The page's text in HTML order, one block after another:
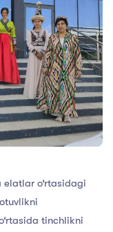
o‘rtasidagi
tinchlikni